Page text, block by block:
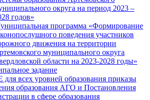
округа на период 2023 –
годов»
программа «Формирование
поведения участников
движения на территории
муниципального округа
области на 2023-2028 годы»
задание
всех уровней образования приказы
образования АГО и Постановления
в сфере образования